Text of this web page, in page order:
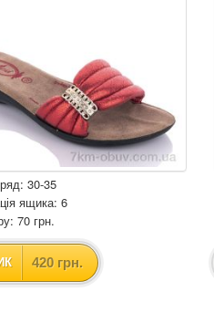
30-35
ящика: 6
70 грн.
420 грн.